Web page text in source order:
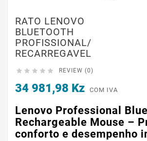
RATO LENOVO
BLUETOOTH
PROFISSIONAL/
RECARREGAVEL
     REVIEW (0)
34 981,98 Kz COM IVA
Lenovo Professional
Rechargeable Mouse –
conforto e desempenho